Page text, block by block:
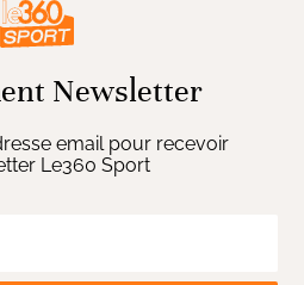
Newsletter
email pour recevoir
Le360 Sport